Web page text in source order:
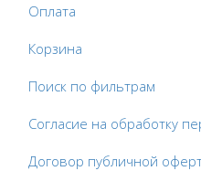
Оплата
Корзина
Поиск по фильтрам
Согласие на обработку
Договор публичной